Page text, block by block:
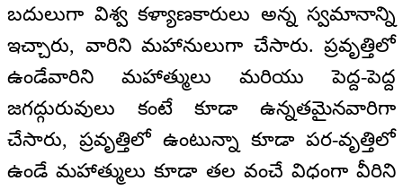
బదులుగా విశ్వ కళ్యాణకారులు అన్న స్వమానాన్ని
ఇచ్చారు, వారిని మహానులుగా చేసారు. ప్రవృత్తిలో
ఉండేవారిని మహాత్ములు మరియు పెద్ద-పెద్ద
జగద్గురువులు కంటే కూడా ఉన్నతమైనవారిగా
చేసారు, ప్రవృత్తిలో ఉంటున్నా కూడా పర-వృత్తిలో
ఉండే మహాత్ములు కూడా తల వంచే విధంగా వీరిని